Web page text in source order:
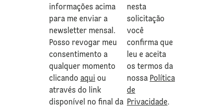
informações acima
para me enviar a
newsletter mensal.
Posso revogar meu
consentimento a
qualquer momento
clicando aqui ou
através do link
disponível no final da
nesta
solicitação
você
confirma que
leu e aceita
os termos da
nossa Política
de
Privacidade.